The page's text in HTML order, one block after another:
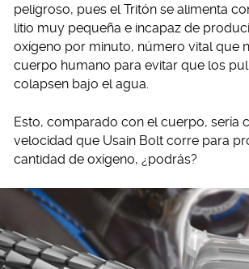
peligroso, pues el Tritón se alimenta
litio muy pequeña e incapaz de
oxígeno por minuto, número vital que
cuerpo humano para evitar que los
colapsen bajo el agua.
Esto, comparado con el cuerpo, sería
velocidad que Usain Bolt corre para
cantidad de oxígeno, ¿podrás?